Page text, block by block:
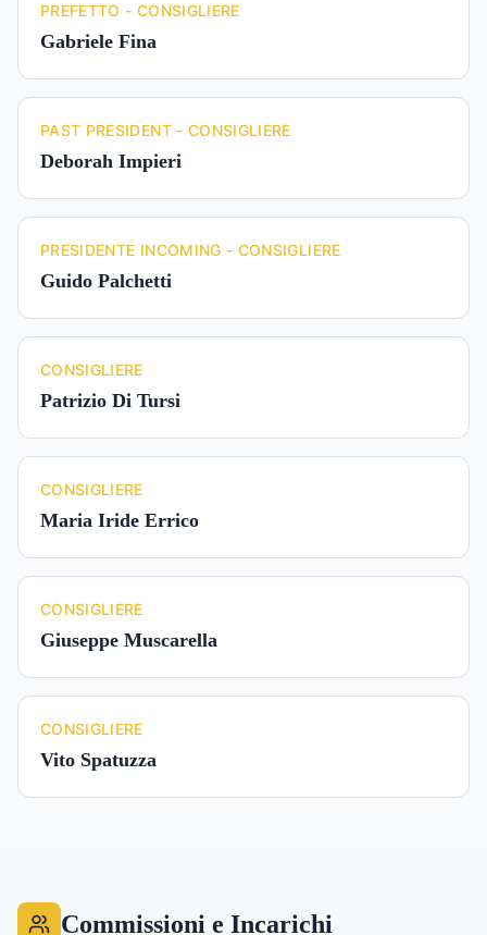
PREFETTO - CONSIGLIERE
Gabriele Fina
PAST PRESIDENT - CONSIGLIERE
Deborah Impieri
PRESIDENTE INCOMING - CONSIGLIERE
Guido Palchetti
CONSIGLIERE
Patrizio Di Tursi
CONSIGLIERE
Maria Iride Errico
CONSIGLIERE
Giuseppe Muscarella
CONSIGLIERE
Vito Spatuzza
Commissioni e Incarichi